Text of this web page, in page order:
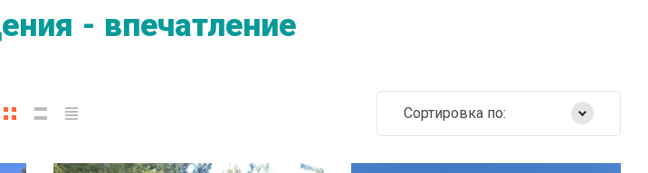
- впечатление
Сортировка по: